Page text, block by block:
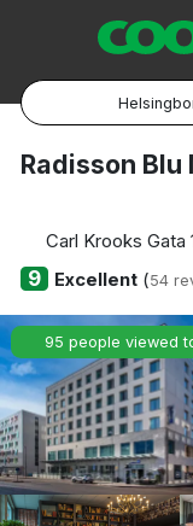
Popular
Göteborg
Malmö
Hela Norge
Oslo
Radisson
Carl Krooks Gata
9 Excellent(54
95 people viewed